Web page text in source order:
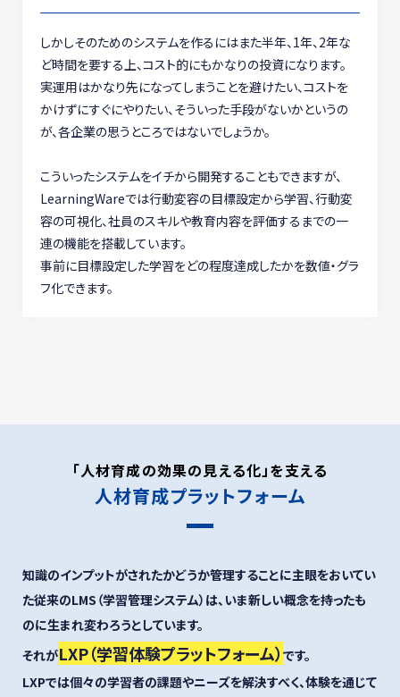
しかしそのためのシステムを作るにはまた半年、1年、2年な
ど時間を要する上、コスト的にもかなりの投資になります。
実運用はかなり先になってしまうことを避けたい、コストを
かけずにすぐにやりたい、そういった手段がないかというの
が、各企業の思うところではないでしょうか。
こういったシステムをイチから開発することもできますが、
LearningWareでは行動変容の目標設定から学習、行動変
容の可視化、社員のスキルや教育内容を評価するまでの一
連の機能を搭載しています。
事前に目標設定した学習をどの程度達成したかを数値・グラ
フ化できます。
「人材育成の効果の見える化」を支える
人材育成プラットフォーム
知識のインプットがされたかどうか管理することに主眼をおいてい
た従来のLMS（学習管理システム）は、いま新しい概念を持ったも
のに生まれ変わろうとしています。
それがLXP（学習体験プラットフォーム） です。
LXPでは個々の学習者の課題やニーズを解決すべく、体験を通じて